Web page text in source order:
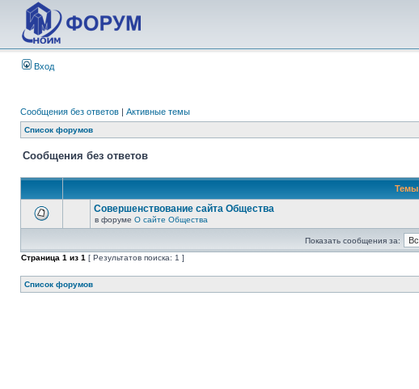
Вход
Сообщения без ответов | Активные темы
Список форумов
Сообщения без ответов
Темы
Совершенствование сайта Общества
в форуме О сайте Общества
Показать сообщения за:
Страница 1 из 1 [ Результатов поиска: 1 ]
Список форумов